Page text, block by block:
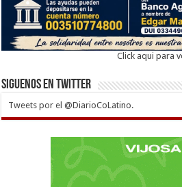
Click aqui para
Siguenos en twitter
Tweets por el @DiarioCoLatino.